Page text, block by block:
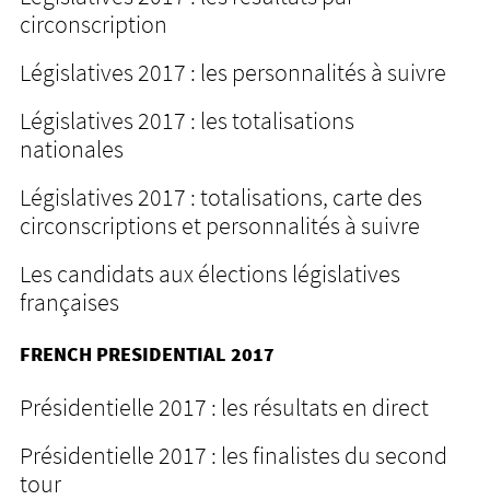
circonscription
Législatives 2017 : les personnalités à suivre
Législatives 2017 : les totalisations
nationales
Législatives 2017 : totalisations, carte des
circonscriptions et personnalités à suivre
Les candidats aux élections législatives
françaises
FRENCH PRESIDENTIAL 2017
Présidentielle 2017 : les résultats en direct
Présidentielle 2017 : les finalistes du second
tour